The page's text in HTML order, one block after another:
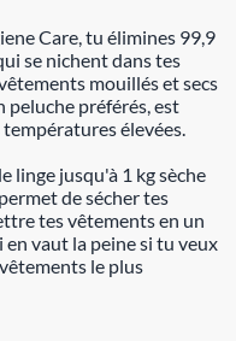
Care, tu élimines 99,9
se nichent dans tes
mouillés et secs
peluche préférés, est
élevées.
linge jusqu'à 1 kg sèche
de sécher tes
tes vêtements en un
vaut la peine si tu veux
le plus